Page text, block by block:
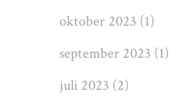
oktober 2023 (1)
september 2023 (1)
juli 2023 (2)